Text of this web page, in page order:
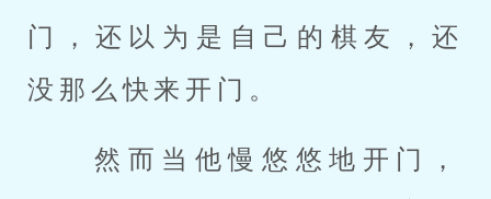
门，还以为是自己的棋友，还
没那么快来开门。